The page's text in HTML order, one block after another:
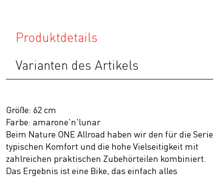
Produktdetails
Varianten des Artikels
Größe: 62 cm
Farbe: amarone'n'lunar
Beim Nature ONE Allroad haben wir den für die Serie
typischen Komfort und die hohe Vielseitigkeit mit
zahlreichen praktischen Zubehörteilen kombiniert.
Das Ergebnis ist eine Bike, das einfach alles